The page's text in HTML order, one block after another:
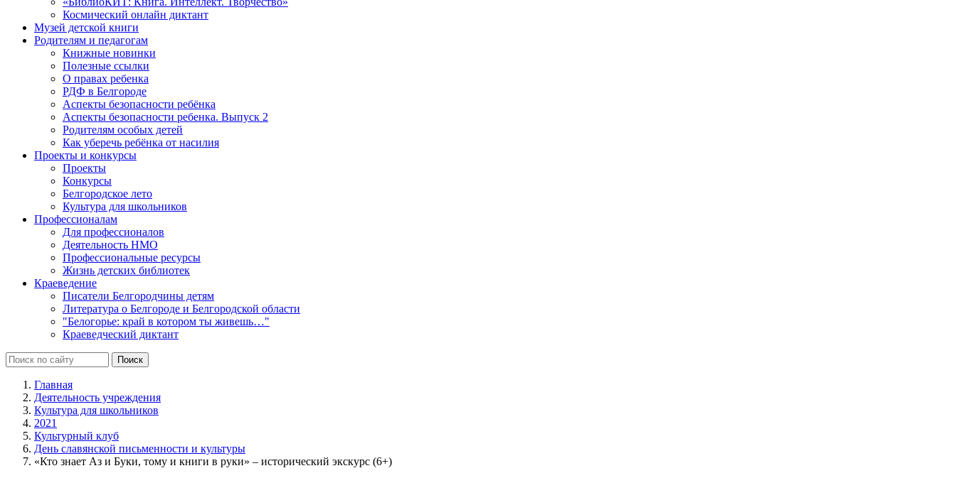
Космический онлайн диктант
Музей детской книги
Родителям и педагогам
Книжные новинки
Полезные ссылки
О правах ребенка
РДФ в Белгороде
Аспекты безопасности ребёнка
Аспекты безопасности ребенка. Выпуск 2
Родителям особых детей
Как уберечь ребёнка от насилия
Проекты и конкурсы
Проекты
Конкурсы
Белгородское лето
Культура для школьников
Профессионалам
Для профессионалов
Деятельность НМО
Профессиональные ресурсы
Жизнь детских библиотек
Краеведение
Писатели Белгородчины детям
Литература о Белгороде и Белгородской области
"Белогорье: край в котором ты живешь…"
Краеведческий диктант
Главная
Деятельность учреждения
Культура для школьников
2021
Культурный клуб
День славянской письменности и культуры
«Кто знает Аз и Буки, тому и книги в руки» – исторический экскурс (6+)